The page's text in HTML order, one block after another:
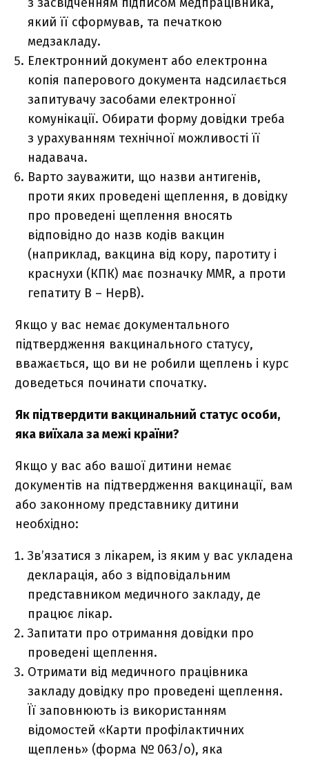
який її сформував, та печаткою
медзакладу.
Електронний документ або електронна
копія паперового документа надсилається
запитувачу засобами електронної
комунікації. Обирати форму довідки треба
з урахуванням технічної можливості її
надавача.
Варто зауважити, що назви антигенів,
проти яких проведені щеплення, в довідку
про проведені щеплення вносять
відповідно до назв кодів вакцин
(наприклад, вакцина від кору, паротиту і
краснухи (КПК) має позначку MMR, а проти
гепатиту В – HepB).
Якщо у вас немає документального
підтвердження вакцинального статусу,
вважається, що ви не робили щеплень і курс
доведеться починати спочатку.
Як підтвердити вакцинальний статус особи,
яка виїхала за межі країни?
Якщо у вас або вашої дитини немає
документів на підтвердження вакцинації, вам
або законному представнику дитини
необхідно:
Зв’язатися з лікарем, із яким у вас укладена
декларація, або з відповідальним
представником медичного закладу, де
працює лікар.
Запитати про отримання довідки про
проведені щеплення.
Отримати від медичного працівника
закладу довідку про проведені щеплення.
Її заповнюють із використанням
відомостей «Карти профілактичних
щеплень» (форма № 063/о), яка